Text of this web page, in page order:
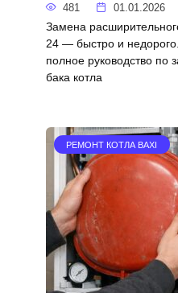
481 01.01.2026
Замена
24 — быстро и
полное руководство по
бака котла
РЕМОНТ КОТЛА BAXI